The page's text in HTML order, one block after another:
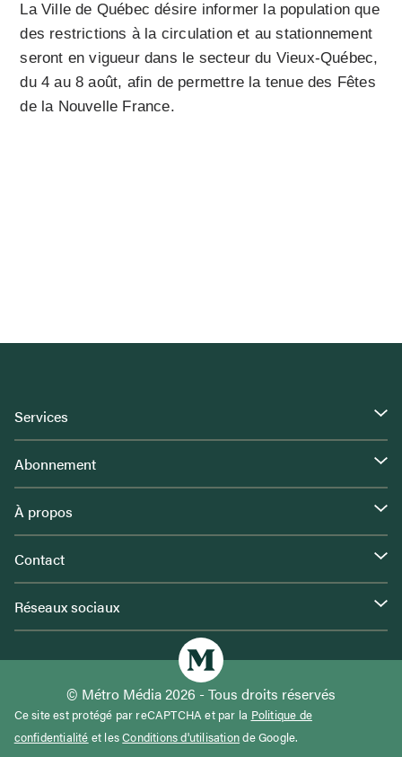
La Ville de Québec désire informer la population que
des restrictions à la circulation et au stationnement
seront en vigueur dans le secteur du Vieux-Québec,
du 4 au 8 août, afin de permettre la tenue des Fêtes
de la Nouvelle France.
Services
Abonnement
À propos
Contact
Réseaux sociaux
© Métro Média 2026 - Tous droits réservés
Ce site est protégé par reCAPTCHA et par la Politique de
confidentialité et lesConditions d'utilisationde Google.